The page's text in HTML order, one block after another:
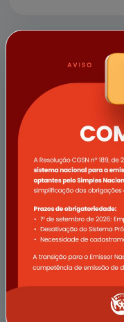
11/04/2025
Campanha
ações de
trabalhador